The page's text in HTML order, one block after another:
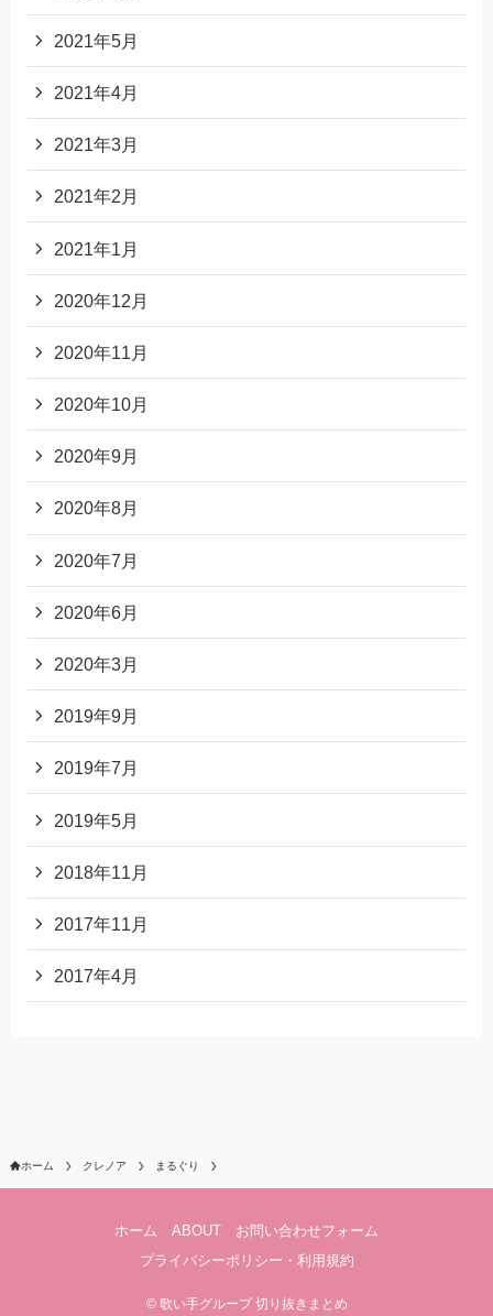
2021年5月
2021年4月
2021年3月
2021年2月
2021年1月
2020年12月
2020年11月
2020年10月
2020年9月
2020年8月
2020年7月
2020年6月
2020年3月
2019年9月
2019年7月
2019年5月
2018年11月
2017年11月
2017年4月
ホーム クレノア まるぐり
ホーム ABOUT
お問い合わせフォーム
プライバシーポリシー・利用規約
©歌い手グループ 切り抜きまとめ